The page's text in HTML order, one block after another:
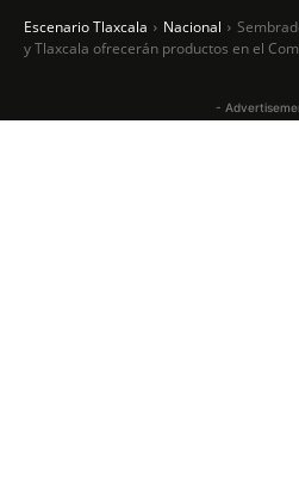
Escenario Tlaxcala Nacional
y Tlaxcala ofrecerán productos en el
-